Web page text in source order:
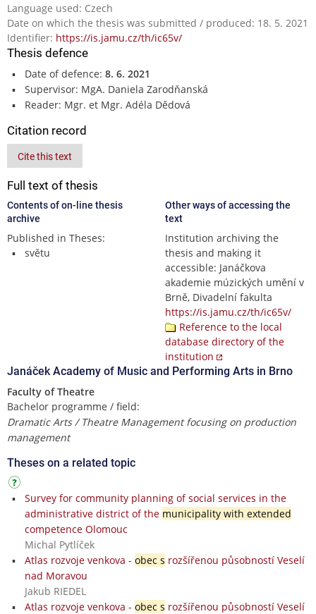
Language used: Czech
Date on which the thesis was submitted / produced: 18. 5. 2021
Identifier: https://is.jamu.cz/th/ic65v/
Thesis defence
Date of defence: 8. 6. 2021
Supervisor: MgA. Daniela Zarodňanská
Reader: Mgr. et Mgr. Adéla Dědová
Citation record
Cite this text
Full text of thesis
Contents of on-line thesis
archive
Published in Theses:
světu
Other ways of accessing the
text
Institution archiving the
thesis and making it
accessible: Janáčkova
akademie múzických umění v
Brně, Divadelní fakulta
https://is.jamu.cz/th/ic65v/
Reference to the local
database directory of the
institution
Janáček Academy of Music and Performing Arts in Brno
Faculty of Theatre
Bachelor programme / field:
Dramatic Arts / Theatre Management focusing on production
management
Theses on a related topic
Survey for community planning of social services in the
administrative district of the municipality with extended
competence Olomouc
Michal Pytlíček
Atlas rozvoje venkova - obec s rozšířenou působností Veselí
nad Moravou
Jakub RIEDEL
Atlas rozvoje venkova - obec s rozšířenou působností Veselí